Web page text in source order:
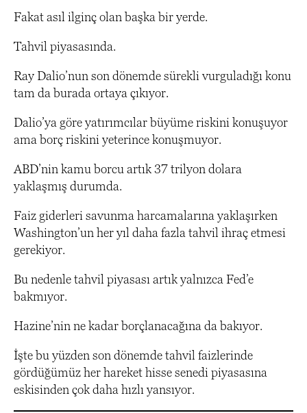
Fakat asıl ilginç olan başka bir yerde.
Tahvil piyasasında.
Ray Dalio’nun son dönemde sürekli vurguladığı konu
tam da burada ortaya çıkıyor.
Dalio’ya göre yatırımcılar büyüme riskini konuşuyor
ama borç riskini yeterince konuşmuyor.
ABD’nin kamu borcu artık 37 trilyon dolara
yaklaşmış durumda.
Faiz giderleri savunma harcamalarına yaklaşırken
Washington’un her yıl daha fazla tahvil ihraç etmesi
gerekiyor.
Bu nedenle tahvil piyasası artık yalnızca Fed’e
bakmıyor.
Hazine’nin ne kadar borçlanacağına da bakıyor.
İşte bu yüzden son dönemde tahvil faizlerinde
gördüğümüz her hareket hisse senedi piyasasına
eskisinden çok daha hızlı yansıyor.